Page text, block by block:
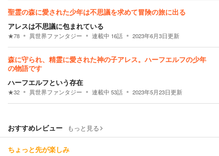
聖霊の森に愛された少年は不思議を求めて冒険の旅に出る
アレスは不思議に包まれている
★78 異世界ファンタジー 連載中 16話 2023年6月3日更新
森に守られ、精霊に愛された神の子アレス。ハーフエルフの少年
の物語です
ハーフエルフという存在
★32 異世界ファンタジー 連載中 53話 2023年5月23日更新
おすすめレビュー もっと見る
ちょっと先が楽しみ